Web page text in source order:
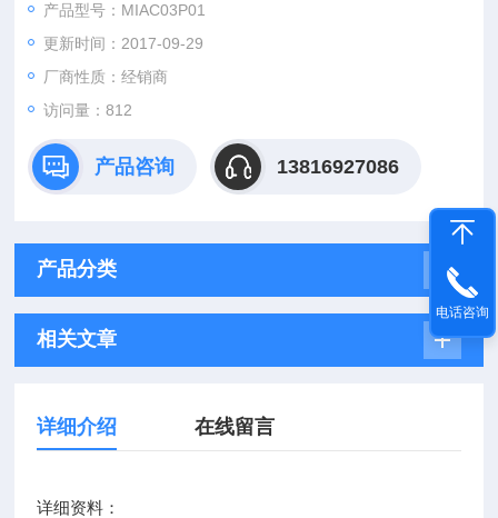
产品型号：MIAC03P01
更新时间：2017-09-29
厂商性质：经销商
访问量：812
产品咨询 13816927086
产品分类
相关文章
详细介绍 在线留言
详细资料：
电话咨询